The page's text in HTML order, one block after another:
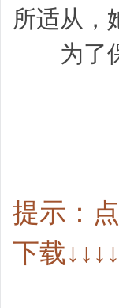
所适从，
为了保
提示：
下载